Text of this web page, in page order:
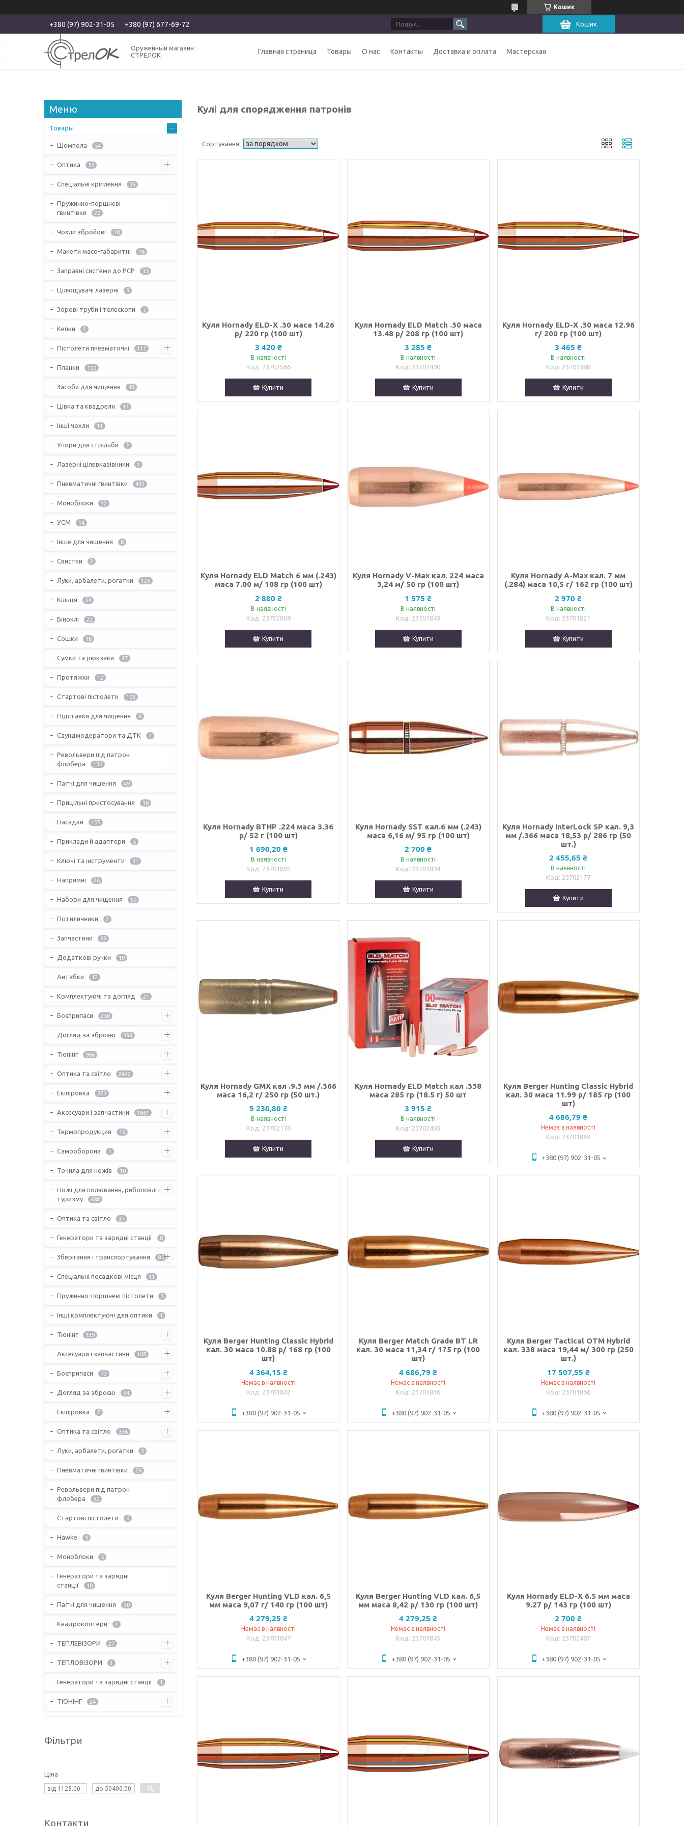
Кошик
+380 (97) 902-31-05 +380 (97) 677-69-72 Кошик
Оружейный магазин
СТРЕЛОК
Главная страница Товары О нас Контакты Доставка и оплата Мастерская
Кулі для спорядження патронів
Куля Hornady ELD-X .30 маса 14.26
р/ 220 гр (100 шт)
3 420 ₴
В наявності
23702566
Купити
Куля Hornady ELD Match .30 маса
13.48 р/ 208 гр (100 шт)
3 285 ₴
В наявності
23702490
Купити
Куля Hornady ELD-X .30 маса 12.96
г/ 200 гр (100 шт)
3 465 ₴
В наявності
23702488
Купити
Куля Hornady ELD Match 6 мм (.243)
маса 7.00 м/ 108 гр (100 шт)
2 880 ₴
В наявності
23702809
Купити
Куля Hornady V-Max кал. 224 маса
3,24 м/ 50 гр (100 шт)
1 575 ₴
В наявності
23701849
Купити
Куля Hornady A-Max кал. 7 мм
(.284) маса 10,5 г/ 162 гр (100 шт)
2 970 ₴
В наявності
23701821
Купити
Куля Hornady BTHP .224 маса 3.36
р/ 52 г (100 шт)
1 690,20 ₴
В наявності
23701895
Купити
Куля Hornady SST кал.6 мм (.243)
маса 6,16 м/ 95 гр (100 шт)
2 700 ₴
В наявності
23701894
Купити
Куля Hornady InterLock SP кал. 9,3
мм /.366 маса 18,53 р/ 286 гр (50
шт.)
2 455,65 ₴
В наявності
23702177
Купити
Куля Hornady GMX кал .9.3 мм /.366
маса 16,2 г/ 250 гр (50 шт.)
5 230,80 ₴
В наявності
23702176
Купити
Куля Hornady ELD Match кал .338
маса 285 гр (18.5 г) 50 шт
3 915 ₴
В наявності
23702493
Купити
Куля Berger Hunting Classic Hybrid
кал. 30 маса 11.99 р/ 185 гр (100
шт)
4 686,79 ₴
Немає в наявності
23701863
+380 (97) 902-31-05
Куля Berger Hunting Classic Hybrid
кал. 30 маса 10.88 р/ 168 гр (100
шт)
4 364,15 ₴
Немає в наявності
23701842
+380 (97) 902-31-05
Куля Berger Match Grade BT LR
кал. 30 маса 11,34 г/ 175 гр (100
шт)
4 686,79 ₴
Немає в наявності
23701836
+380 (97) 902-31-05
Куля Berger Tactical OTM Hybrid
кал. 338 маса 19,44 м/ 300 гр (250
шт.)
17 507,55 ₴
Немає в наявності
23701866
+380 (97) 902-31-05
Куля Berger Hunting VLD кал. 6,5
мм маса 9,07 г/ 140 гр (100 шт)
4 279,25 ₴
Немає в наявності
23701847
+380 (97) 902-31-05
Куля Berger Hunting VLD кал. 6,5
мм маса 8,42 р/ 130 гр (100 шт)
4 279,25 ₴
Немає в наявності
23701845
+380 (97) 902-31-05
Куля Hornady ELD-X 6.5 мм маса
9.27 р/ 143 гр (100 шт)
2 700 ₴
Немає в наявності
23702487
+380 (97) 902-31-05
Товары
Шомпола 54
Оптика 53
Спеціальні кріплення 39
Пружинно-поршневі
гвинтівки
20
Чохли збройові 18
Макети масо-габаритні 16
Заправні системи до PCP 15
Цілющувачі лазерні 9
Зорові труби і телескопи 7
Кепки 1
Пістолети пневматичні 117
Планки 100
Засоби для чищення 49
Цівка та квадрели 17
Інші чохли 11
Упори для стрільби 2
Лазерні цілевказівники 1
Пневматичні гвинтівки 491
Моноблоки 32
УСМ 14
Інше для чищення 8
Свистки 2
Луки, арбалети, рогатки 125
Кільця 64
Біноклі 22
Сошки 18
Сумки та рюкзаки 17
Протяжки 12
Стартові пістолети 103
Підставки для чищення 8
Саундмодератори та ДТК 7
Револьвери під патрон
флобера
136
Патчі для чищення 49
Прицільні пристосування 10
Насадки 155
Приклади й адаптери 5
Ключі та інструменти 31
Напрямні 26
Набори для чищення 59
Потиличники 2
Запчастини 69
Додаткові ручки 19
Антабки 12
Комплектуючі та догляд 21
Боєприпаси 250
Догляд за зброєю 399
Тюнінг 966
Оптика та світло 2642
Екіпіровка 373
Аксесуари і запчастини 1861
Термопродукция 19
Самооборона 1
Точила для ножів 10
Ножі для полювання, риболовлі і
туризму
688
Оптика та світло 37
Генератори та зарядні станції 8
Зберігання і транспортування 85
Спеціальні посадкові місця 11
Пружинно-поршневі пістолети 3
Інші комплектуючі для оптики 1
Тюнінг 139
Аксесуари і запчастини 168
Боєприпаси 73
Догляд за зброєю 54
Екіпіровка 7
Оптика та світло 336
Луки, арбалети, рогатки 3
Пневматичні гвинтівки 28
Револьвери під патрон
флобера
30
Стартові пістолети 6
Hawke 9
Моноблоки 5
Генератори та зарядні
станції
10
Патчі для чищення 30
Квадрокоптери 1
ТЕПЛЕВІЗОРИ 27
ТЕПЛОВІЗОРИ 1
Генератори та зарядні станції 1
ТЮНІНГ 24
Фільтри
Ціна
Контакти